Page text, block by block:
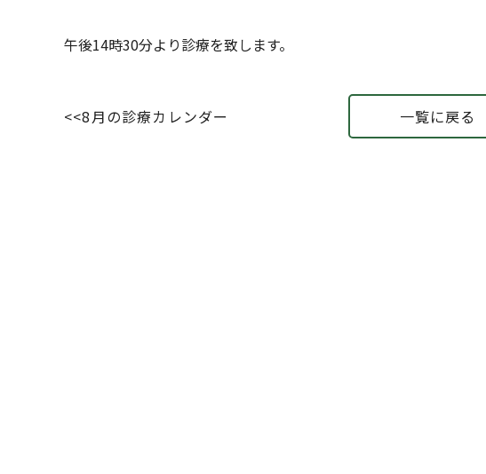
午後14時30分より診療を致します。
<<8月の診療カレンダー 一覧に戻る